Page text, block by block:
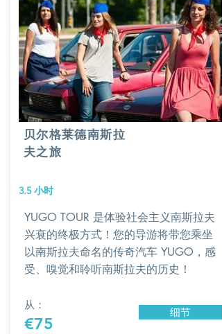
贝尔格莱德南斯拉
夫之旅
3.5小时
YUGO TOUR 是体验社会主义南斯拉夫
兴衰的终极方式！您的导游将带您乘坐
以南斯拉夫命名的传奇汽车 YUGO，感
受、嗅觉和聆听南斯拉夫的历史！
从：
€75
细节